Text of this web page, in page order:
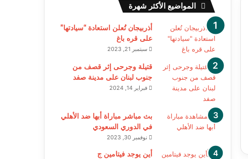
المواضيع الأكثر شهرة
أذربيجان تُعلن استعادة “سيادتها”
على قره باغ
سبتمبر 21, 2023
قتيلة وجرحى إثر قصف من
جنوب لبنان على مدينة صفد
فبراير 14, 2024
بث مباشر مباراة أبها ضد الأهلي
في الدوري السعودي
نوفمبر 30, 2023
أين يوجد فيتامين ج